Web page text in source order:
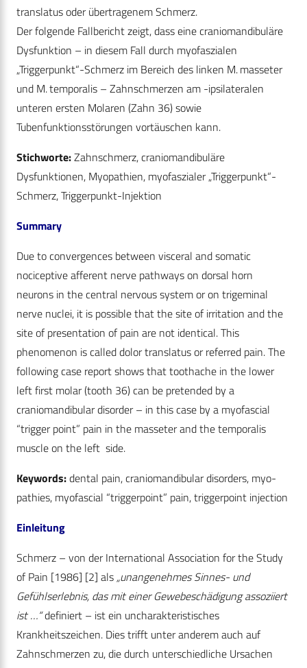
translatus oder übertragenem Schmerz.
Der folgende Fallbericht zeigt, dass eine craniomandibuläre
Dysfunktion – in diesem Fall durch myofaszialen
„Triggerpunkt“-Schmerz im Bereich des linken M. masseter
und M. temporalis – Zahnschmerzen am -ipsilateralen
unteren ersten Molaren (Zahn 36) sowie
Tubenfunktionsstörungen vortäuschen kann.
Stichworte:Zahnschmerz, craniomandibuläre
Dysfunktionen, Myopathien, myofaszialer „Triggerpunkt“-
Schmerz, Triggerpunkt-Injektion
Summary
Due to convergences between visceral and somatic
nociceptive afferent nerve pathways on dorsal horn
neurons in the central nervous system or on trigeminal
nerve nuclei, it is possible that the site of irritation and the
site of presentation of pain are not identical. This
phenomenon is called dolor translatus or referred pain. The
following case report shows that toothache in the lower
left first molar (tooth 36) can be pretended by a
craniomandibular disorder – in this case by a myofascial
“trigger point” pain in the masseter and the temporalis
muscle on the left side.
Keywords:dental pain, craniomandibular disorders, myo-
pathies, myofascial “triggerpoint” pain, triggerpoint injection
Einleitung
Schmerz – von der International Association for the Study
of Pain [1986] [2] als„unangenehmes Sinnes- und
Gefühlserlebnis, das mit einer Gewebeschädigung assoziiert
ist …“definiert – ist ein uncharakteristisches
Krankheitszeichen. Dies trifft unter anderem auch auf
Zahnschmerzen zu, die durch unterschiedliche Ursachen